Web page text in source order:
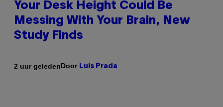
Your Desk Height Could Be
Messing With Your Brain, New
Study Finds
2 uur geledenDoor Luis Prada